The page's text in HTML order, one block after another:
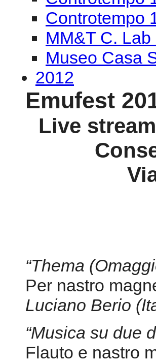
Emufest
Live
“Thema
“Musica su due
Flauto e nastro
Bruno Maderna
“Suite Medicea”
Clarinetto, fixed
Luca Richelli